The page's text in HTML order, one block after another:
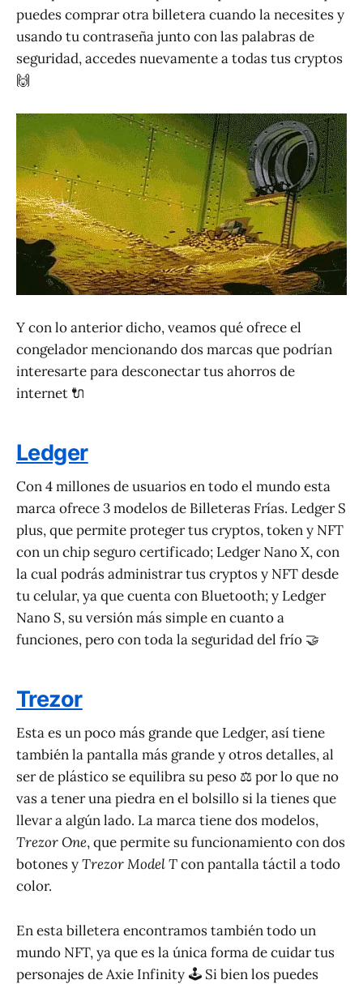
puedes comprar otra billetera cuando la necesites y
usando tu contraseña junto con las palabras de
seguridad, accedes nuevamente a todas tus cryptos
🙌
Y con lo anterior dicho, veamos qué ofrece el
congelador mencionando dos marcas que podrían
interesarte para desconectar tus ahorros de
internet 🔌
Ledger
Con 4 millones de usuarios en todo el mundo esta
marca ofrece 3 modelos de Billeteras Frías. Ledger S
plus, que permite proteger tus cryptos, token y NFT
con un chip seguro certificado; Ledger Nano X, con
la cual podrás administrar tus cryptos y NFT desde
tu celular, ya que cuenta con Bluetooth; y Ledger
Nano S, su versión más simple en cuanto a
funciones, pero con toda la seguridad del frío 🤝
Trezor
Esta es un poco más grande que Ledger, así tiene
también la pantalla más grande y otros detalles, al
ser de plástico se equilibra su peso ⚖️ por lo que no
vas a tener una piedra en el bolsillo si la tienes que
llevar a algún lado. La marca tiene dos modelos,
Trezor One, que permite su funcionamiento con dos
botones yTrezor Model Tcon pantalla táctil a todo
color.
En esta billetera encontramos también todo un
mundo NFT, ya que es la única forma de cuidar tus
personajes de Axie Infinity 🕹 Si bien los puedes